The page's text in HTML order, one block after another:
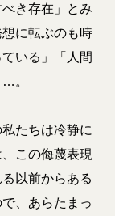
き存在」とみ
に転ぶのも時
いる」「人間
。
たちは冷静に
この侮蔑表現
以前からある
、あらたまっ